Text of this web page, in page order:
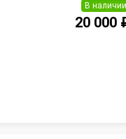
В наличии
20 000